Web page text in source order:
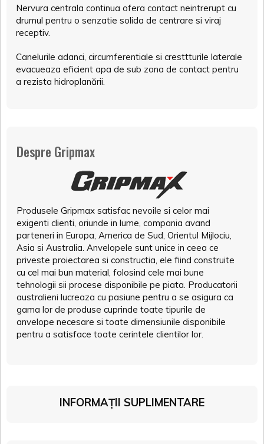
Nervura centrala continua ofera contact neintrerupt cu
drumul pentru o senzatie solida de centrare si viraj
receptiv.
Canelurile adanci, circumferentiale si cresttturile laterale
evacueaza eficient apa de sub zona de contact pentru
a rezista hidroplanării.
Despre Gripmax
Produsele Gripmax satisfac nevoile si celor mai
exigenti clienti, oriunde in lume, compania avand
parteneri in Europa, America de Sud, Orientul Mijlociu,
Asia si Australia. Anvelopele sunt unice in ceea ce
priveste proiectarea si constructia, ele fiind construite
cu cel mai bun material, folosind cele mai bune
tehnologii sii procese disponibile pe piata. Producatorii
australieni lucreaza cu pasiune pentru a se asigura ca
gama lor de produse cuprinde toate tipurile de
anvelope necesare si toate dimensiunile disponibile
pentru a satisface toate cerintele clientilor lor.
INFORMAȚII SUPLIMENTARE